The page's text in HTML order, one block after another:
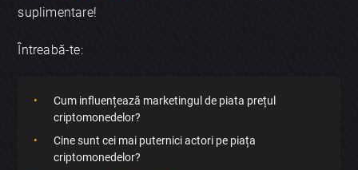
suplimentare!
Întreabă-te:
Cum influențează marketingul de piata prețul
criptomonedelor?
Cine sunt cei mai puternici actori pe piața
criptomonedelor?